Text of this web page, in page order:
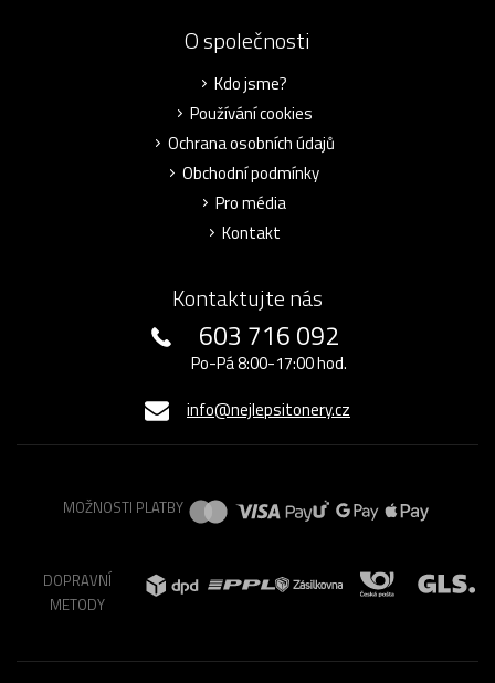
O společnosti
Kdo jsme?
Používání cookies
Ochrana osobních údajů
Obchodní podmínky
Pro média
Kontakt
Kontaktujte nás
603 716 092
Po-Pá 8:00-17:00 hod.
info@nejlepsitonery.cz
MOŽNOSTI PLATBY
DOPRAVNÍ
METODY